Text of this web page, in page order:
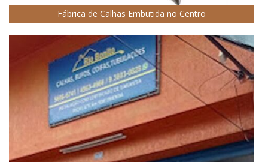
Fábrica de Calhas Embutida no Centro